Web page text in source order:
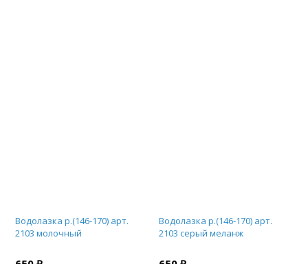
Водолазка р.(146-170) арт.
2103 молочный
Водолазка р.(146-170) арт.
2103 серый меланж